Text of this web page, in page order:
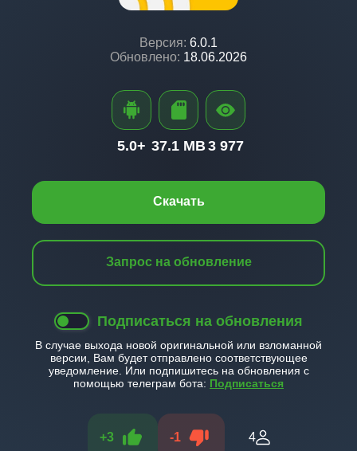
Версия: 6.0.1
Обновлено: 18.06.2026
Скачать
Запрос на обновление
Подписаться на обновления
В случае выхода новой оригинальной или взломанной
версии, Вам будет отправлено соответствующее
уведомление. Или подпишитесь на обновления с
помощью телеграм бота: Подписаться
+3 -1 4
5.0+ 37.1 MB3 977